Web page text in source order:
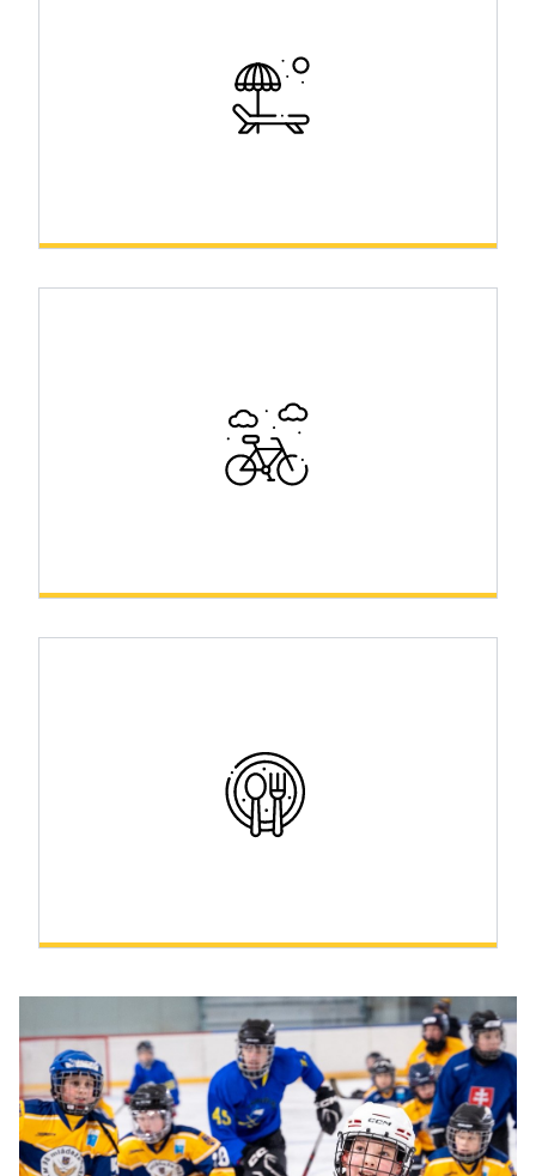
História
Relax & Wellness
Šport
Regionálne špeciality